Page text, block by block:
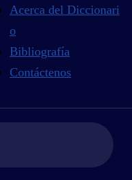
Acerca del Diccionari
o
Bibliografía
Contáctenos